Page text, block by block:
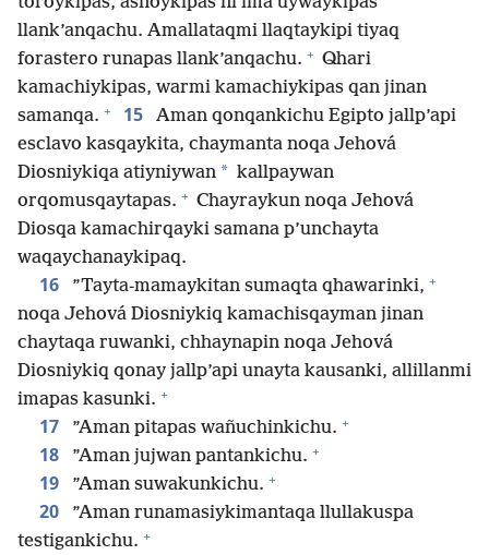
llank’anqachu. Amallataqmi llaqtaykipi tiyaq
forastero runapas llank’anqachu. + Qhari
kamachiykipas, warmi kamachiykipas qan jinan
samanqa. + 15
Aman qonqankichu Egipto jallp’api
esclavo kasqaykita, chaymanta noqa Jehová
Diosniykiqa atiyniywan * kallpaywan
orqomusqaytapas. + Chayraykun noqa Jehová
Diosqa kamachirqayki samana p’unchayta
waqaychanaykipaq.
16 ”Tayta-mamaykitan sumaqta qhawarinki, +
noqa Jehová Diosniykiq kamachisqayman jinan
chaytaqa ruwanki, chhaynapin noqa Jehová
Diosniykiq qonay jallp’api unayta kausanki, allillanmi
imapas kasunki. +
17 ”Aman pitapas wañuchinkichu. +
18 ”Aman jujwan pantankichu. +
19 ”Aman suwakunkichu. +
20
”Aman runamasiykimantaqa llullakuspa
testigankichu. +